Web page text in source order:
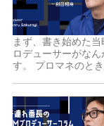
まず、書き始めた
ロデューサーがな
す。 プロマネのと